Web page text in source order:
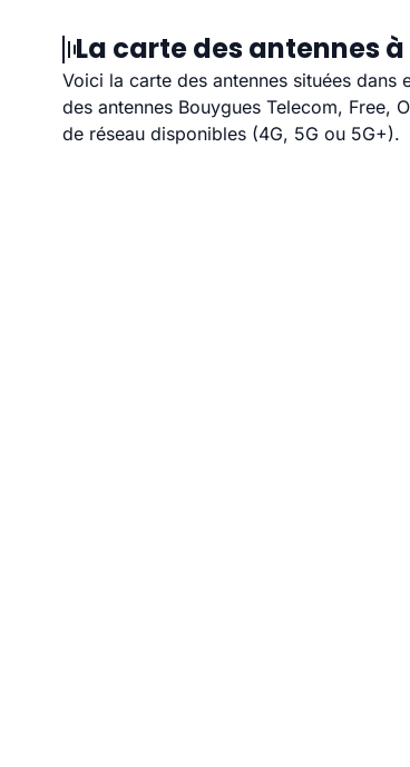
La carte des antennes
Voici la carte des antennes situées
des antennes Bouygues Telecom, Free,
de réseau disponibles (4G, 5G ou 5G+).